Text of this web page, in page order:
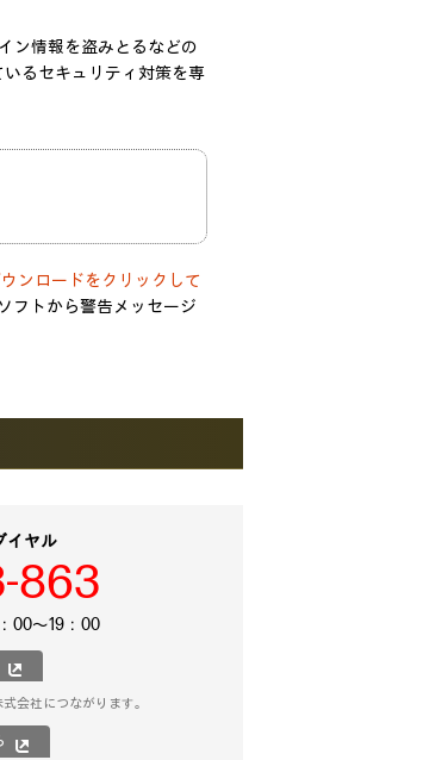
ン情報を盗みとるなどの
るセキュリティ対策を専
ンロードをクリックして
フトから警告メッセージ
イヤル
863
00～19：00
会社につながります。